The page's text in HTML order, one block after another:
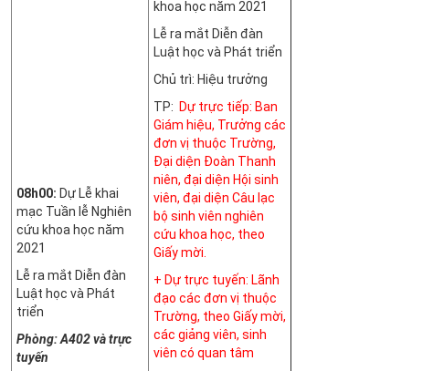
08h00: Dự Lễ khai
mạc Tuần lễ Nghiên
cứu khoa học năm
2021
Lễ ra mắt Diễn đàn
Luật học và Phát
triển
Phòng: A402và trực
tuyến
khoa học năm 2021
Lễ ra mắt Diễn đàn
Luật học và Phát triển
Chủ trì: Hiệu trưởng
TP: Dự trực tiếp: Ban
Giám hiệu, Trưởng các
đơn vị thuộc Trường,
Đại diện Đoàn Thanh
niên, đại diện Hội sinh
viên, đại diện Câu lạc
bộ sinh viên nghiên
cứu khoa học, theo
Giấy mời.
+ Dự trực tuyến: Lãnh
đạo các đơn vị thuộc
Trường, theo Giấy mời,
các giảng viên, sinh
viên có quan tâm